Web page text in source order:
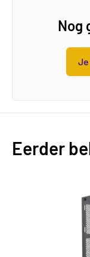
Nog
Eerder